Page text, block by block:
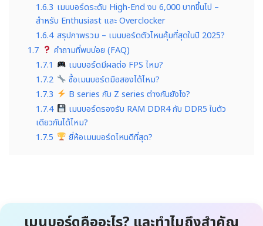
1.6.3 เมนบอร์ดระดับ High-End งบ 6,000 บาทขึ้นไป –
สำหรับ Enthusiast และ Overclocker
1.6.4 สรุปภาพรวม – เมนบอร์ดตัวไหนคุ้มที่สุดในปี 2025?
1.7
คำถามที่พบบ่อย (FAQ)
1.7.1
เมนบอร์ดมีผลต่อ FPS ไหม?
1.7.2
ซื้อเมนบอร์ดมือสองได้ไหม?
1.7.3
B series กับ Z series ต่างกันยังไง?
1.7.4
เมนบอร์ดรองรับ RAM DDR4 กับ DDR5 ในตัว
เดียวกันได้ไหม?
1.7.5
ยี่ห้อเมนบอร์ดไหนดีที่สุด?